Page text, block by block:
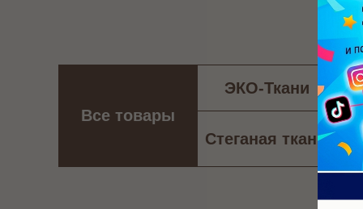
Стеганая ткань
ЭКО-Ткани
Все товары